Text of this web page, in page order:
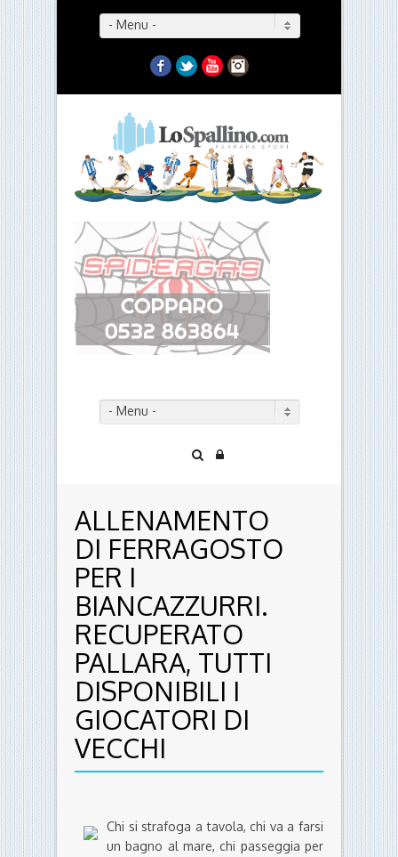
- Menu -
Facebook
TwitterYouTubeInstagram
- Menu -
ALLENAMENTO
DI FERRAGOSTO
PER I
BIANCAZZURRI.
RECUPERATO
PALLARA, TUTTI
DISPONIBILI I
GIOCATORI DI
VECCHI
Chi si strafoga a tavola, chi va a farsi
un bagno al mare, chi passeggia per